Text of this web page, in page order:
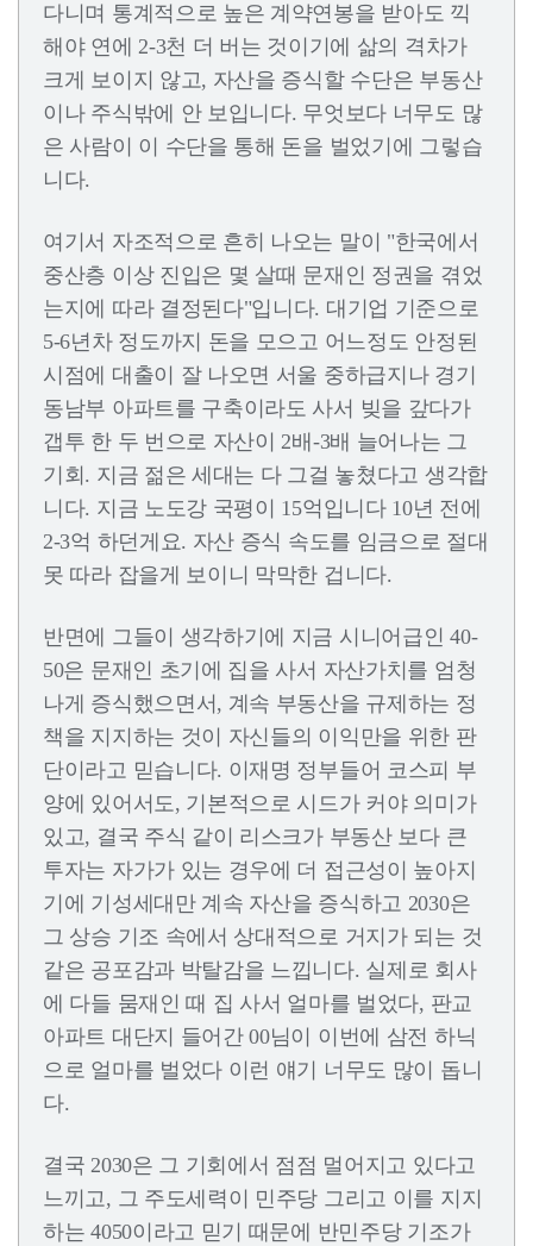
다니며 통계적으로 높은 계약연봉을 받아도 끽
해야 연에 2-3천 더 버는 것이기에 삶의 격차가
크게 보이지 않고, 자산을 증식할 수단은 부동산
이나 주식밖에 안 보입니다. 무엇보다 너무도 많
은 사람이 이 수단을 통해 돈을 벌었기에 그렇습
니다.
여기서 자조적으로 흔히 나오는 말이 "한국에서
중산층 이상 진입은 몇 살때 문재인 정권을 겪었
는지에 따라 결정된다"입니다. 대기업 기준으로
5-6년차 정도까지 돈을 모으고 어느정도 안정된
시점에 대출이 잘 나오면 서울 중하급지나 경기
동남부 아파트를 구축이라도 사서 빚을 갚다가
갭투 한 두 번으로 자산이 2배-3배 늘어나는 그
기회. 지금 젊은 세대는 다 그걸 놓쳤다고 생각합
니다. 지금 노도강 국평이 15억입니다 10년 전에
2-3억 하던게요. 자산 증식 속도를 임금으로 절대
못 따라 잡을게 보이니 막막한 겁니다.
반면에 그들이 생각하기에 지금 시니어급인 40-
50은 문재인 초기에 집을 사서 자산가치를 엄청
나게 증식했으면서, 계속 부동산을 규제하는 정
책을 지지하는 것이 자신들의 이익만을 위한 판
단이라고 믿습니다. 이재명 정부들어 코스피 부
양에 있어서도, 기본적으로 시드가 커야 의미가
있고, 결국 주식 같이 리스크가 부동산 보다 큰
투자는 자가가 있는 경우에 더 접근성이 높아지
기에 기성세대만 계속 자산을 증식하고 2030은
그 상승 기조 속에서 상대적으로 거지가 되는 것
같은 공포감과 박탈감을 느낍니다. 실제로 회사
에 다들 뭄재인 때 집 사서 얼마를 벌었다, 판교
아파트 대단지 들어간 00님이 이번에 삼전 하닉
으로 얼마를 벌었다 이런 얘기 너무도 많이 돕니
다.
결국 2030은 그 기회에서 점점 멀어지고 있다고
느끼고, 그 주도세력이 민주당 그리고 이를 지지
하는 4050이라고 믿기 때문에 반민주당 기조가